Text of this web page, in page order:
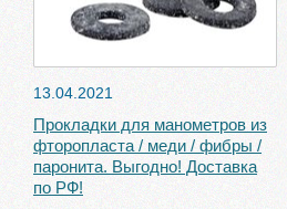
13.04.2021
Прокладки для манометров из
фторопласта / меди / фибры /
паронита. Выгодно! Доставка
по РФ!